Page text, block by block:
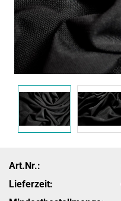
Art.Nr.:
Lieferzeit: